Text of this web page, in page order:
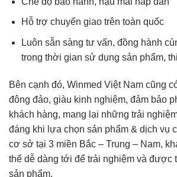
Hỗ trợ chuyển giao trên toàn quốc
Luôn sẵn sàng tư vấn, đồng hành
trong thời gian sử dụng sản phẩm,
Bên cạnh đó, Winmed Việt Nam cũng
đông đảo, giàu kinh nghiệm, đảm bảo
khách hàng, mang lại những trải
đáng khi lựa chọn sản phẩm & dịch vụ
cơ sở tại 3 miền Bắc – Trung – Nam,
thể dễ dàng tới để trải nghiệm và được
sản phẩm.